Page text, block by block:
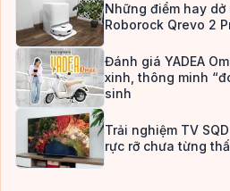
Những điểm hay
Roborock Qrevo 2
Đánh giá YADEA
xinh, thông minh
sinh
Trải nghiệm TV
rực rỡ chưa từng